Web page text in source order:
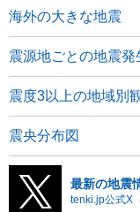
海外の大きな地震
震源地ごとの地震発
震度3以上の地域別
震央分布図
最新の地震
tenki.jp公式X